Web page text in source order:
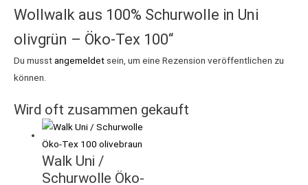
Wollwalk aus 100% Schurwolle in Uni
olivgrün – Öko-Tex 100“
Du musstangemeldet sein, um eine Rezension veröffentlichen zu
können.
Wird oft zusammen gekauft
Walk Uni /
Schurwolle Öko-